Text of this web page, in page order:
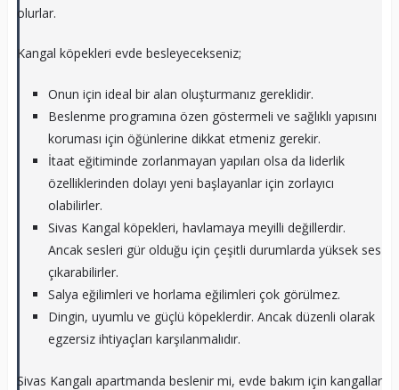
olurlar.
Kangal köpekleri evde besleyecekseniz;
Onun için ideal bir alan oluşturmanız gereklidir.
Beslenme programına özen göstermeli ve sağlıklı yapısını
koruması için öğünlerine dikkat etmeniz gerekir.
İtaat eğitiminde zorlanmayan yapıları olsa da liderlik
özelliklerinden dolayı yeni başlayanlar için zorlayıcı
olabilirler.
Sivas Kangal köpekleri, havlamaya meyilli değillerdir.
Ancak sesleri gür olduğu için çeşitli durumlarda yüksek ses
çıkarabilirler.
Salya eğilimleri ve horlama eğilimleri çok görülmez.
Dingin, uyumlu ve güçlü köpeklerdir. Ancak düzenli olarak
egzersiz ihtiyaçları karşılanmalıdır.
Sivas Kangalı apartmanda beslenir mi, evde bakım için kangallar